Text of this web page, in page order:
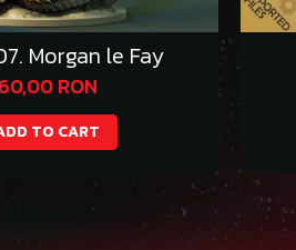
Morgan le Fay
60,00 RON
TO CART